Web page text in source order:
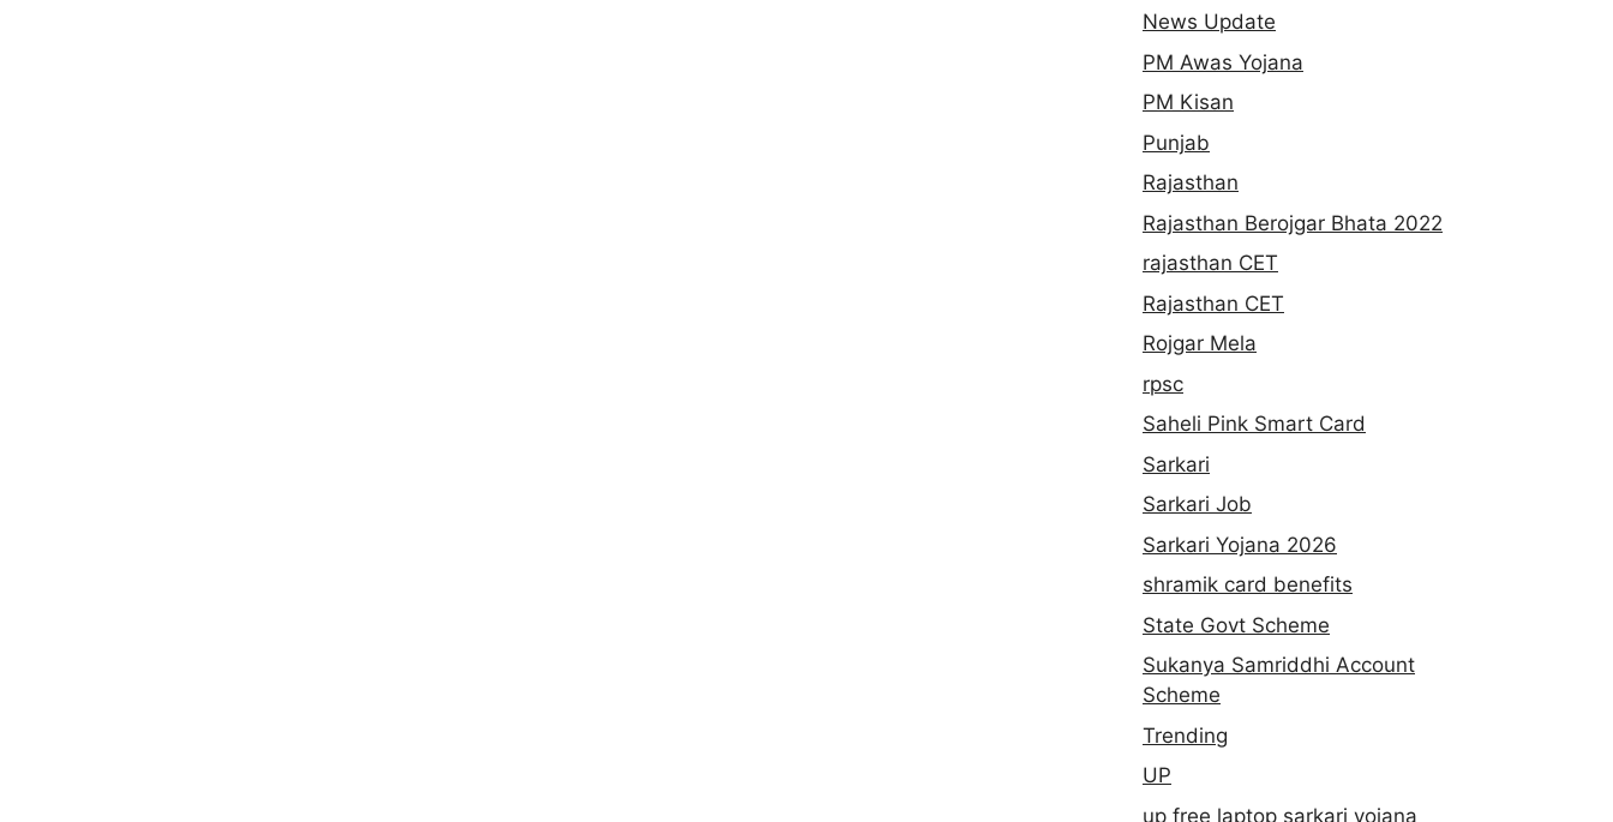
News Update
PM Awas Yojana
PM Kisan
Punjab
Rajasthan
Rajasthan Berojgar Bhata 2022
rajasthan CET
Rajasthan CET
Rojgar Mela
rpsc
Saheli Pink Smart Card
Sarkari
Sarkari Job
Sarkari Yojana 2026
shramik card benefits
State Govt Scheme
Sukanya Samriddhi Account
Scheme
Trending
UP
up free laptop sarkari yojana